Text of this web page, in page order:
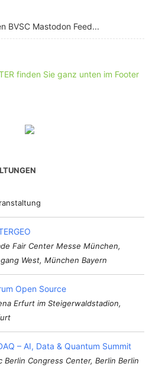
BVSC Mastodon Feed...
finden Sie ganz unten im Footer
Fair Center Messe München,
West, München Bayern
Open Source
Erfurt im Steigerwaldstadion,
– AI, Data & Quantum Summit
Berlin Congress Center, Berlin Berlin